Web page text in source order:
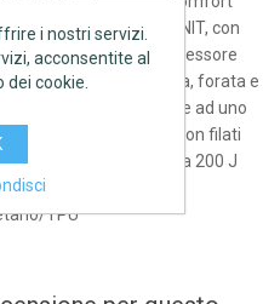
Soletta:EVANIT, con
elevata portanza e spessore
anatomica, forata e
Antistatica grazie ad uno
a cuciture realizzate con filati
RETURN resistente a 200 J
- Zero Perforation
TPU
i nostri servizi.
acconsentite al
cookie.